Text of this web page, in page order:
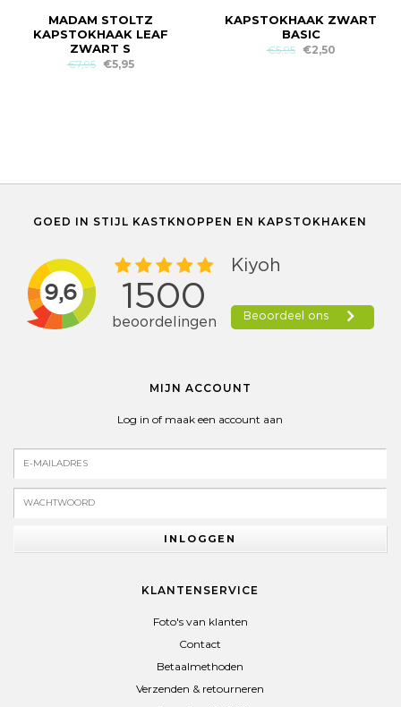
MADAM STOLTZ
KAPSTOKHAAK LEAF
ZWART S
€7,95 €5,95
KAPSTOKHAAK ZWART
BASIC
€5,95 €2,50
GOED IN STIJL KASTKNOPPEN EN KAPSTOKHAKEN
MIJN ACCOUNT
Log in of maak een account aan
INLOGGEN
KLANTENSERVICE
Foto's van klanten
Contact
Betaalmethoden
Verzenden & retourneren